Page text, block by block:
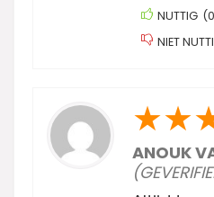
NUTTIG (0
NIET
★★
ANOUK